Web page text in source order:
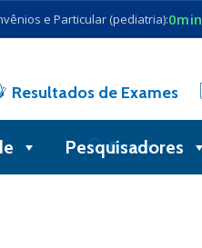
e Particular (pediatria):0min
Resultados de Exames
Busca
Pesquisadores